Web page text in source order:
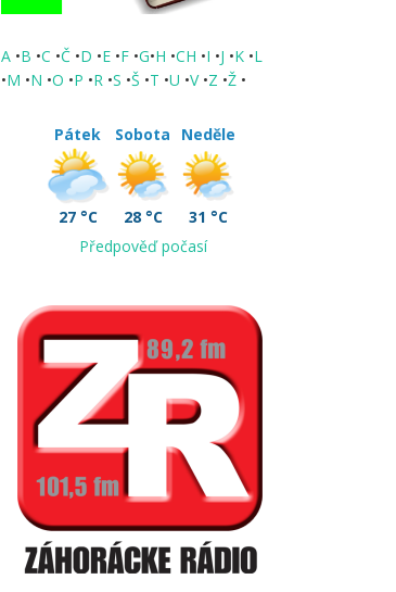
A •B •C •Č •D •E •F •G•H •CH •I •J •K •L
•M •N •O •P •R •S •Š •T •U •V •Z •Ž •
Pátek
27 °C
Sobota
28 °C
Neděle
31 °C
Předpověď počasí